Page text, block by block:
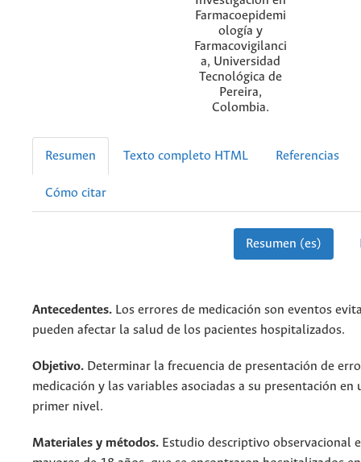
Farmacoepidemi
ología y
Farmacovigilanci
a, Universidad
Tecnológica de
Pereira,
Colombia.
Resumen Texto completo HTML Referencias
Cómo citar
Resumen (es)
Antecedentes. Los errores de medicación son eventos
pueden afectar la salud de los pacientes hospitalizados.
Objetivo. Determinar la frecuencia de presentación de
medicación y las variables asociadas a su presentación en
primer nivel.
Materiales y métodos. Estudio descriptivo observacional